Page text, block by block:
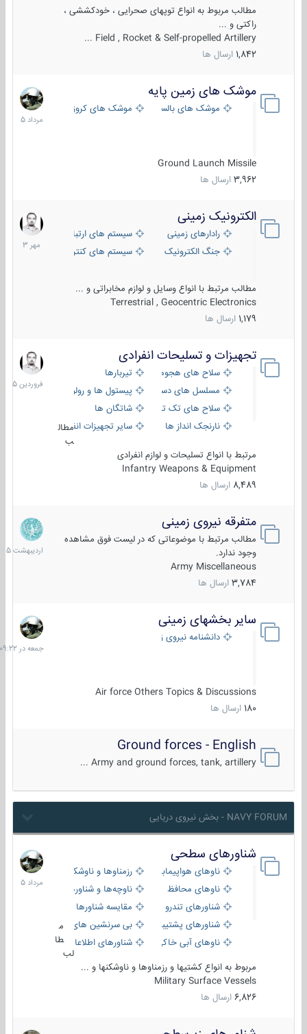
مطالب مربوط به انواع توپهای صحرایی ، خودکششی ،
راکتی و ...
Field , Rocket & Self-propelled Artillery ...
1,842 ارسال ها
موشک های زمین پایه
موشک های بالستیک موشک های کروز
Ground Launch Missile
3,962 ارسال ها
2
مرداد
1405
الکترونیک زمینی
رادارهای زمینی
سیستم های ارتباطی و جمع آوری
جنگ الکترونیک
سیستم های کنترل آتش و تجهیزات
مطالب مرتبط با انواع وسایل و لوازم مخابراتی و ...
Terrestrial , Geocentric Electronics
1,179 ارسال ها
1
مهر
1403
تجهیزات و تسلیحات انفرادی
سلاح های هجومی
تیربارها
مسلسل های دستی
پیستول ها و رولورها
سلاح های تک تیر اندازیشاتگان ها
نارنجک انداز ها
سایر تجهیزات انفرادی
مطال
ب
مرتبط با انواع تسلیحات و لوازم انفرادی
Infantry Weapons & Equipment
8,489 ارسال ها
17
فروردین
1405
متفرقه نیروی زمینی
مطالب مرتبط با موضوعاتی که در لیست فوق مشاهده
وجود ندارد.
Army Miscellaneous
3,784 ارسال ها
27
1405
سایر بخشهای زمینی
دانشنامه نیروی زمینی
Air force Others Topics & Discussions
180 ارسال ها
جمعه
در
09:22
Ground forces - English
Army and ground forces, tank, artillery ...
NAVY FORUM - بخش نیروی دریایی
شناورهای سطحی
ناوهای هواپیمابر و بالگرد بررزمناوها و ناوشکن‌ها
ناوهای محافظ
ناوچه‌ها و شناورهای گشتی
شناورهای تندرو
مقایسه شناورها
شناورهای پشتیبانی
بی سرنشین های دریایی
ناوهای آبی خاکی و نیروبرشناورهای اطلاعاتی و جاسوسی
طا
لب
مربوط به انواع کشتیها و رزمناوها و ناوشکنها و ...
Military Surface Vessels
6,826 ارسال ها
2
مرداد
1405